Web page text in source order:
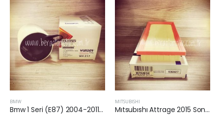
Bmw 1 Seri (E87) 2004-2011 Arası 1.16 Benzinli Hava Filtresi Mıtsubıshı Attrage 2015 Sonrası 1.2 Benzinli Hava Filtresi